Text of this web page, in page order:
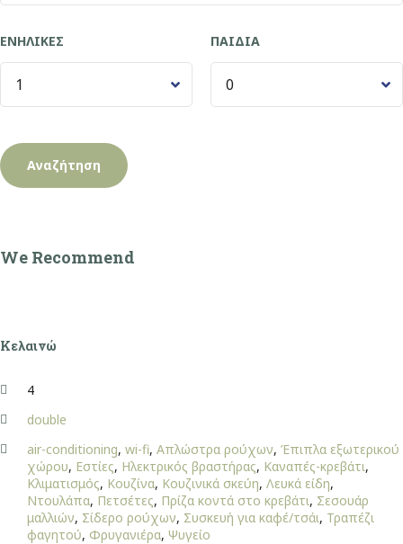
ΕΝΉΛΙΚΕΣ ΠΑΙΔΙΆ
We Recommend
Κελαινώ
4
double
air-conditioning, wi-fi, Απλώστρα ρούχων, Έπιπλα εξωτερικού
χώρου, Εστίες, Ηλεκτρικός βραστήρας, Καναπές-κρεβάτι,
Κλιματισμός, Κουζίνα, Κουζινικά σκεύη, Λευκά είδη,
Ντουλάπα, Πετσέτες, Πρίζα κοντά στο κρεβάτι, Σεσουάρ
μαλλιών, Σίδερο ρούχων, Συσκευή για καφέ/τσάι, Τραπέζι
φαγητού, Φρυγανιέρα, Ψυγείο